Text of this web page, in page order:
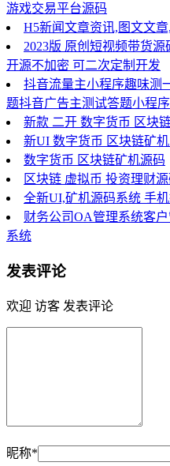
游戏交易平台源码
H5新闻文章资讯,图文文章
2023版 原创短视频带货源
开源不加密 可二次定制开发
抖音流量主小程序趣味测
题抖音广告主测试答题小程序
新款 二开 数字货币 区块
新UI 数字货币 区块链矿
数字货币 区块链矿机源码
区块链 虚拟币 投资理财
全新UI,矿机源码系统 手
财务公司OA管理系统客
系统
发表评论
欢迎 访客 发表评论
昵称*